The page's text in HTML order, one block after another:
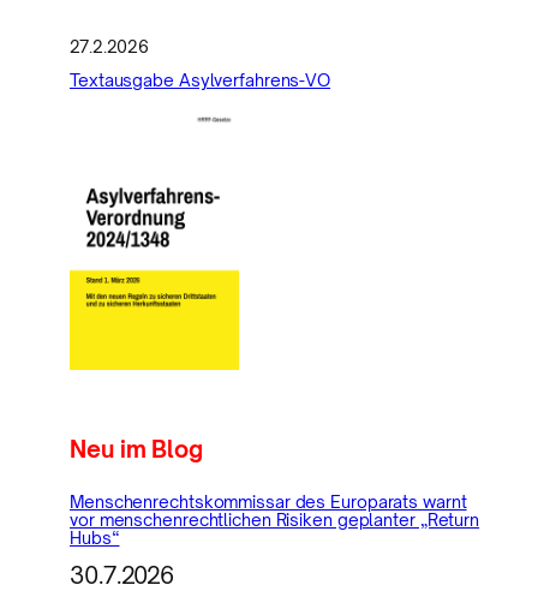
27.2.2026
Textausgabe Asylverfahrens-VO
Neu im Blog
Menschenrechtskommissar des Europarats warnt
vor menschenrechtlichen Risiken geplanter „Return
Hubs“
30.7.2026